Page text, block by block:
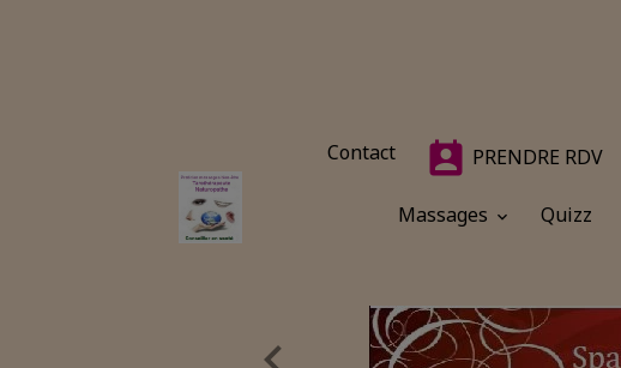
Contact PRENDRE RDV
Massages Quizz